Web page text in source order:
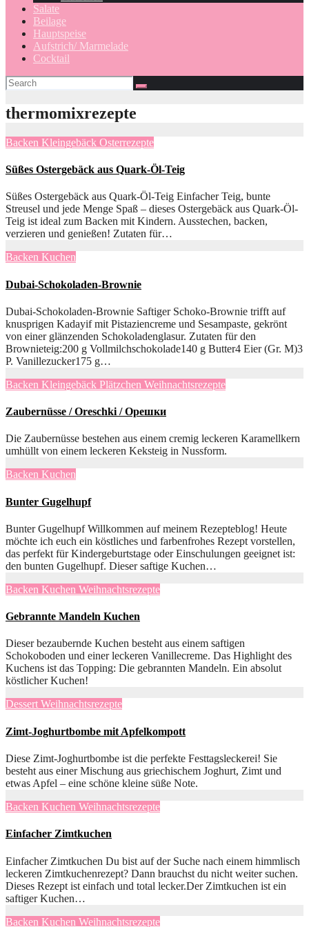
Salate
Beilage
Hauptspeise
Aufstrich/ Marmelade
Cocktail
thermomixrezepte
Backen Kleingebäck Osterrezepte
Süßes Ostergebäck aus Quark-Öl-Teig
Süßes Ostergebäck aus Quark-Öl-Teig Einfacher Teig, bunte
Streusel und jede Menge Spaß – dieses Ostergebäck aus Quark-Öl-
Teig ist ideal zum Backen mit Kindern. Ausstechen, backen,
verzieren und genießen! Zutaten für…
Backen Kuchen
Dubai-Schokoladen-Brownie
Dubai-Schokoladen-Brownie Saftiger Schoko-Brownie trifft auf
knusprigen Kadayif mit Pistaziencreme und Sesampaste, gekrönt
von einer glänzenden Schokoladenglasur. Zutaten für den
Brownieteig:200 g Vollmilchschokolade140 g Butter4 Eier (Gr. M)3
P. Vanillezucker175 g…
Backen Kleingebäck Plätzchen Weihnachtsrezepte
Zaubernüsse / Oreschki / Oрешки
Die Zaubernüsse bestehen aus einem cremig leckeren Karamellkern
umhüllt von einem leckeren Keksteig in Nussform.
Backen Kuchen
Bunter Gugelhupf
Bunter Gugelhupf Willkommen auf meinem Rezepteblog! Heute
möchte ich euch ein köstliches und farbenfrohes Rezept vorstellen,
das perfekt für Kindergeburtstage oder Einschulungen geeignet ist:
den bunten Gugelhupf. Dieser saftige Kuchen…
Backen Kuchen Weihnachtsrezepte
Gebrannte Mandeln Kuchen
Dieser bezaubernde Kuchen besteht aus einem saftigen
Schokoboden und einer leckeren Vanillecreme. Das Highlight des
Kuchens ist das Topping: Die gebrannten Mandeln. Ein absolut
köstlicher Kuchen!
Dessert Weihnachtsrezepte
Zimt-Joghurtbombe mit Apfelkompott
Diese Zimt-Joghurtbombe ist die perfekte Festtagsleckerei! Sie
besteht aus einer Mischung aus griechischem Joghurt, Zimt und
etwas Apfel – eine schöne kleine süße Note.
Backen Kuchen Weihnachtsrezepte
Einfacher Zimtkuchen
Einfacher Zimtkuchen Du bist auf der Suche nach einem himmlisch
leckeren Zimtkuchenrezept? Dann brauchst du nicht weiter suchen.
Dieses Rezept ist einfach und total lecker.Der Zimtkuchen ist ein
saftiger Kuchen…
Backen Kuchen Weihnachtsrezepte